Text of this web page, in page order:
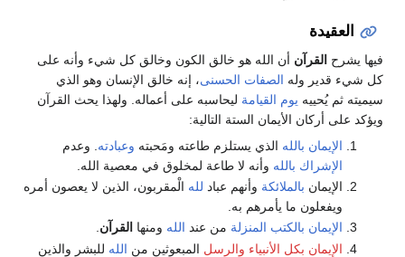
العقيدة
فيها يشرح القرآن أن الله هو خالق الكون وخالق كل شيء وأنه على
كل شيء قدير وله الصفات الحسنى، إنه خالق الإنسان وهو الذي
سيميته ثم يُحييه يوم القيامة ليحاسبه على أعماله. ولهذا يحث القرآن
ويؤكد على أركان الأيمان الستة التالية:
الإيمان بالله الذي يستلزم طاعته ومَحبته وعبادته . وعدم
الإشراك بالله وأنه لا طاعة لمخلوق في معصية الله.
الإيمان بالملائكة وأنهم عباد لله الْمقربون، الذين لا يعصون أمره
ويفعلون ما يأمرهم به.
الإيمان بالكتب المنزلة من عند الله ومنها القرآن.
الإيمان بكل الأنبياء والرسل المبعوثين من الله للبشر والذين